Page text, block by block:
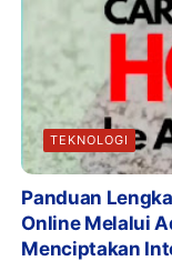
TEKNOLOGI
Panduan
Online Melalui
Menciptakan